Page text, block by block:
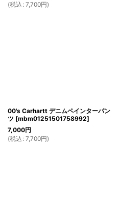
(税込 : 7,700円)
00's Carhartt デニムペインターパン
ツ [mbm01251501758992]
7,000円
(税込 : 7,700円)